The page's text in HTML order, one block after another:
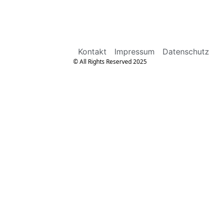
Kontakt Impressum Datenschutz
© All Rights Reserved 2025